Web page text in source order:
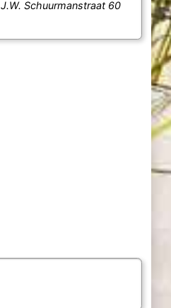
J.W. Schuurmanstraat 60